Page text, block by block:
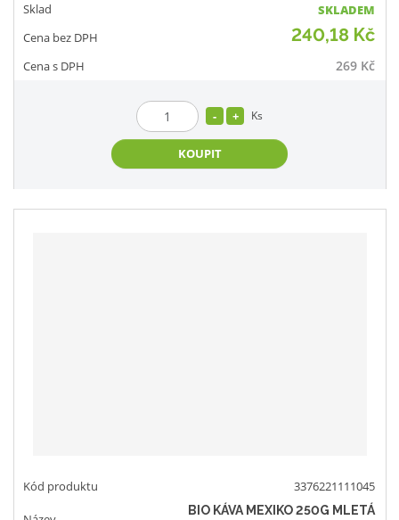
SKLADEM
240,18 Kč
269 Kč
Ks
KOUPIT
3376221111045
BIO KÁVA MEXIKO 250G MLETÁ